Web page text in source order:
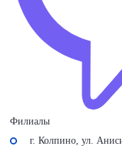
Филиалы
г. Колпино, ул.